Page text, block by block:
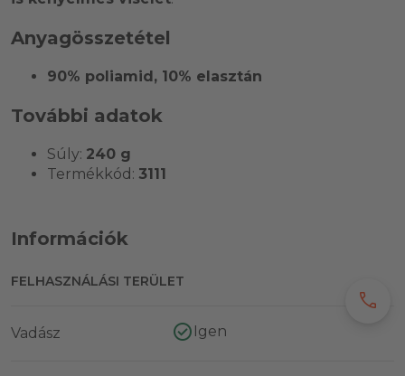
Anyagösszetétel
90% poliamid, 10% elasztán
További adatok
Súly: 240 g
Termékkód: 3111
Információk
FELHASZNÁLÁSI TERÜLET
Vadász Igen
call